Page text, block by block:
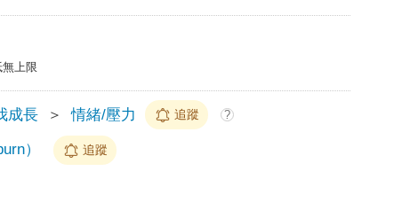
無上限
成長 ＞ 情緒/壓力 追蹤 ?
） 追蹤